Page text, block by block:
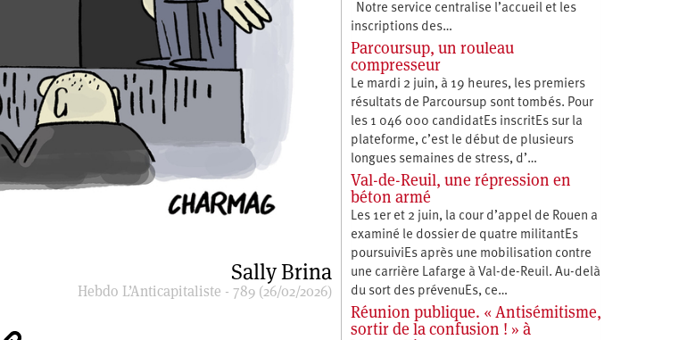
Sally Brina
Hebdo L’Anticapitaliste - 789 (26/02/2026)
Notre service centralise l’accueil et les
inscriptions des…
Parcoursup, un rouleau
compresseur
Le mardi 2 juin, à 19 heures, les premiers
résultats de Parcoursup sont tombés. Pour
les 1 046 000 candidatEs inscritEs sur la
plateforme, c’est le début de plusieurs
longues semaines de stress, d’…
Val-de-Reuil, une répression en
béton armé
Les 1er et 2 juin, la cour d’appel de Rouen a
examiné le dossier de quatre militantEs
poursuiviEs après une mobilisation contre
une carrière Lafarge à Val-de-Reuil. Au-delà
du sort des prévenuEs, ce…
Réunion publique. « Antisémitisme,
sortir de la confusion ! » à